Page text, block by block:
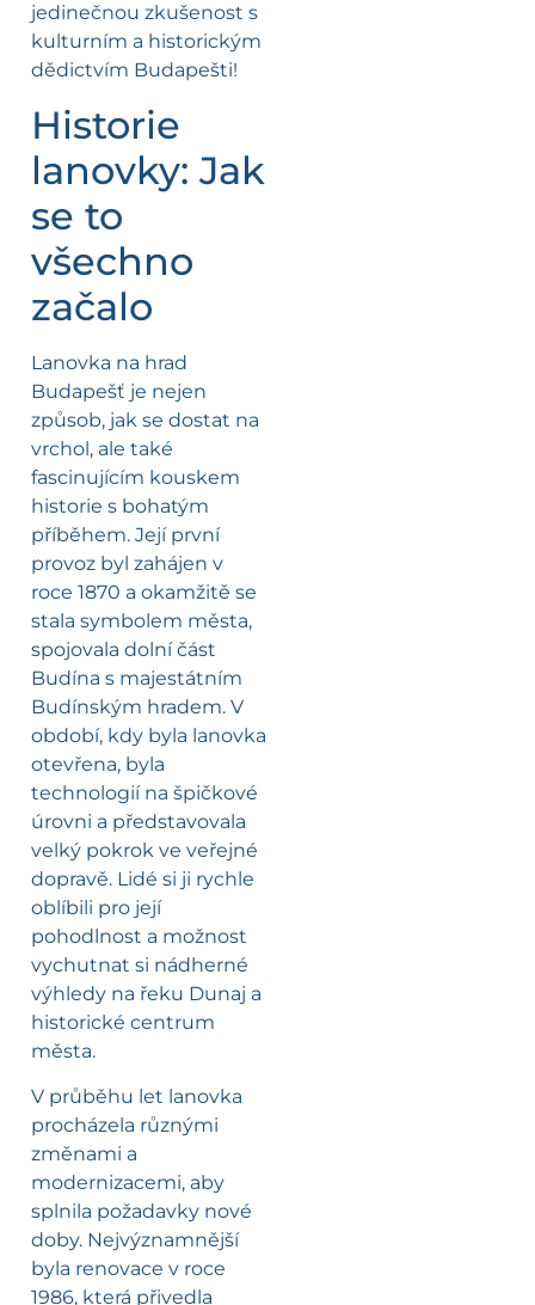
jedinečnou zkušenost s
kulturním a historickým
dědictvím Budapešti!
Historie
lanovky: Jak
se to
všechno
začalo
Lanovka na hrad
Budapešť je nejen
způsob, jak se dostat na
vrchol, ale také
fascinujícím kouskem
historie s bohatým
příběhem. Její první
provoz byl zahájen v
roce 1870 a okamžitě se
stala symbolem města,
spojovala dolní část
Budína s majestátním
Budínským hradem. V
období, kdy byla lanovka
otevřena, byla
technologií na špičkové
úrovni a představovala
velký pokrok ve veřejné
dopravě. Lidé si ji rychle
oblíbili pro její
pohodlnost a možnost
vychutnat si nádherné
výhledy na řeku Dunaj a
historické centrum
města.
V průběhu let lanovka
procházela různými
změnami a
modernizacemi, aby
splnila požadavky nové
doby. Nejvýznamnější
byla renovace v roce
1986, která přivedla